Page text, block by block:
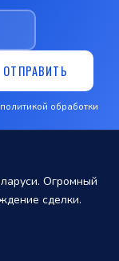
ОТПРАВИТЬ
политикой обработки
Огромный
сделки.